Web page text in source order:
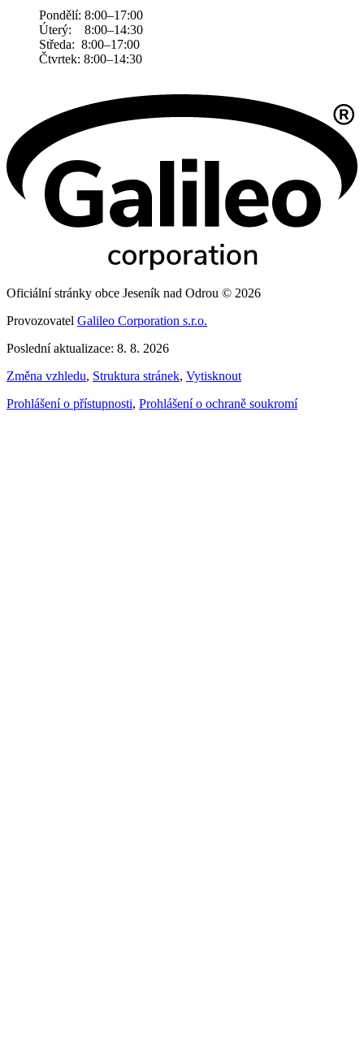
Pondělí: 8:00–17:00
Úterý: 8:00–14:30
Středa: 8:00–17:00
Čtvrtek: 8:00–14:30
Oficiální stránky obce Jeseník nad Odrou © 2026
Provozovatel Galileo Corporation s.r.o.
Poslední aktualizace: 8. 8. 2026
Změna vzhledu, Struktura stránek, Vytisknout
Prohlášení o přístupnosti, Prohlášení o ochraně soukromí